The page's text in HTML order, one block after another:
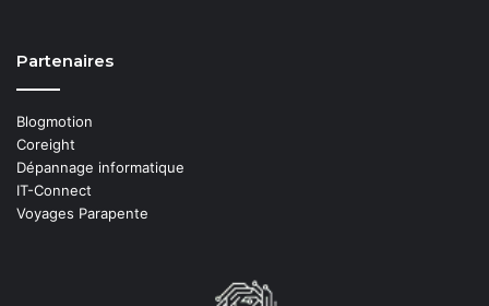
Partenaires
Blogmotion
Coreight
Dépannage informatique
IT-Connect
Voyages Parapente